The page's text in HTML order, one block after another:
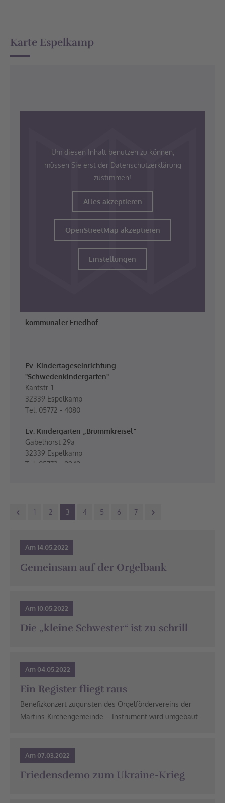
Karte Espelkamp
Um diesen Inhalt benutzen zu können,
müssen Sie erst der Datenschutzerklärung
zustimmen!
Alles akzeptieren
OpenStreetMap akzeptieren
Einstellungen
kommunaler Friedhof
Ev. Kindertageseinrichtung
"Schwedenkindergarten"
Kantstr. 1
32339 Espelkamp
Tel: 05772 - 4080
Ev. Kindergarten „Brummkreisel“
Gabelhorst 29a
32339 Espelkamp
Tel: 05772 - 8948
32339 Espelkamp
Tel: 05772 - 4211
Evang. Martins-Kirchengemeinde Espelkamp
Isenstedter Str. 100
32339 Espelkamp
Tel: 05772/4415
1 2 3 4 5 6 7
Am 14.05.2022
Gemeinsam auf der Orgelbank
Am 10.05.2022
Die „kleine Schwester“ ist zu schrill
Am 04.05.2022
Ein Register fliegt raus
Benefizkonzert zugunsten des Orgelfördervereins der
Martins-Kirchengemeinde – Instrument wird umgebaut
Am 07.03.2022
Friedensdemo zum Ukraine-Krieg